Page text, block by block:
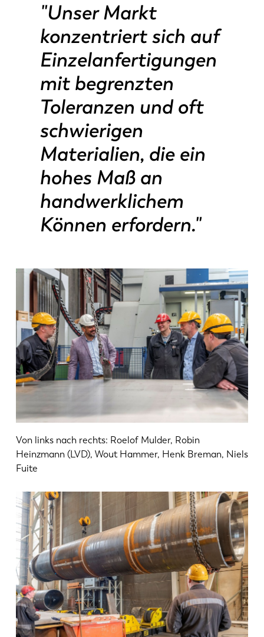
"Unser Markt
konzentriert sich auf
Einzelanfertigungen
mit begrenzten
Toleranzen und oft
schwierigen
Materialien, die ein
hohes Maß an
handwerklichem
Können erfordern."
Von links nach rechts: Roelof Mulder, Robin
Heinzmann (LVD), Wout Hammer, Henk Breman, Niels
Fuite